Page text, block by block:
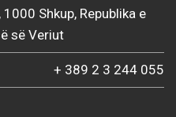
Shkup, Republika e
së Veriut
+ 389 2 3 244 055